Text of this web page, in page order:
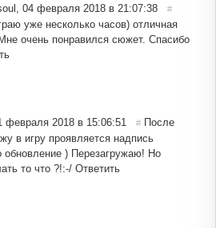
04 февраля 2018 в 21:07:38 #
уже несколько часов) отличная
очень понравился сюжет. Спасибо
февраля 2018 в 15:06:51 # После
в игру проявляется надпись
обновление ) Перезагружаю! Но
то что ?!:-/ Ответить